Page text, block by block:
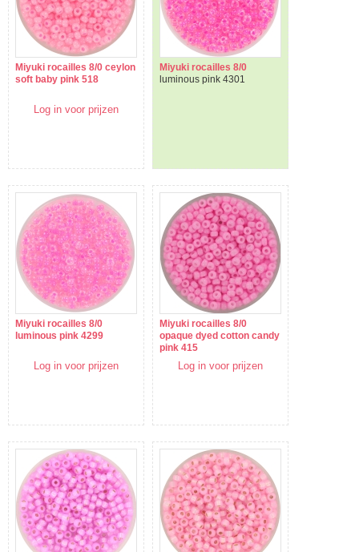
Miyuki rocailles 8/0 ceylon
soft baby pink 518
Log in voor prijzen
Miyuki rocailles 8/0
luminous pink 4301
Miyuki rocailles 8/0
luminous pink 4299
Log in voor prijzen
Miyuki rocailles 8/0
opaque dyed cotton candy
pink 415
Log in voor prijzen